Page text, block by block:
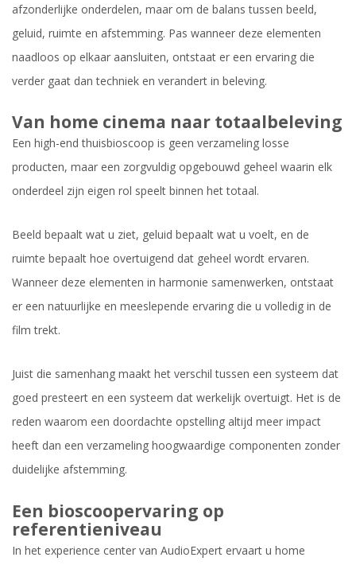
afzonderlijke onderdelen, maar om de balans tussen beeld,
geluid, ruimte en afstemming. Pas wanneer deze elementen
naadloos op elkaar aansluiten, ontstaat er een ervaring die
verder gaat dan techniek en verandert in beleving.
Van home cinema naar totaalbeleving
Een high-end thuisbioscoop is geen verzameling losse
producten, maar een zorgvuldig opgebouwd geheel waarin elk
onderdeel zijn eigen rol speelt binnen het totaal.
Beeld bepaalt wat u ziet, geluid bepaalt wat u voelt, en de
ruimte bepaalt hoe overtuigend dat geheel wordt ervaren.
Wanneer deze elementen in harmonie samenwerken, ontstaat
er een natuurlijke en meeslepende ervaring die u volledig in de
film trekt.
Juist die samenhang maakt het verschil tussen een systeem dat
goed presteert en een systeem dat werkelijk overtuigt. Het is de
reden waarom een doordachte opstelling altijd meer impact
heeft dan een verzameling hoogwaardige componenten zonder
duidelijke afstemming.
Een bioscoopervaring op
referentieniveau
In het experience center van AudioExpert ervaart u home